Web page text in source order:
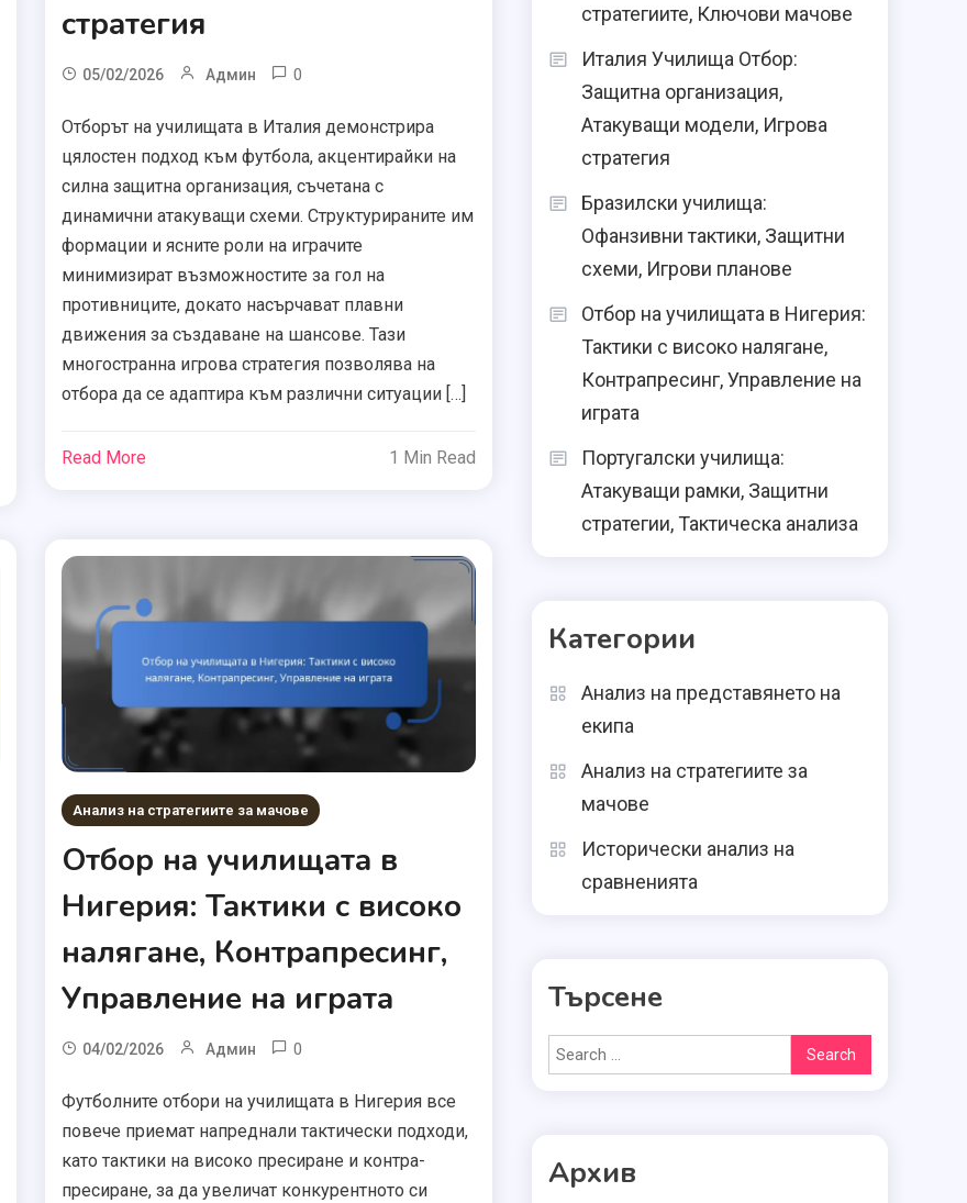
стратегия
05/02/2026 Админ 0
Отборът на училищата в Италия демонстрира
цялостен подход към футбола, акцентирайки на
силна защитна организация, съчетана с
динамични атакуващи схеми. Структурираните им
формации и ясните роли на играчите
минимизират възможностите за гол на
противниците, докато насърчават плавни
движения за създаване на шансове. Тази
многостранна игрова стратегия позволява на
отбора да се адаптира към различни ситуации […]
Read More 1 Min Read
Анализ на стратегиите за мачове
Отбор на училищата в
Нигерия: Тактики с високо
налягане, Контрапресинг,
Управление на играта
04/02/2026 Админ 0
Футболните отбори на училищата в Нигерия все
повече приемат напреднали тактически подходи,
като тактики на високо пресиране и контра-
пресиране, за да увеличат конкурентното си
стратегиите, Ключови мачове
Италия Училища Отбор:
Защитна организация,
Атакуващи модели, Игрова
стратегия
Бразилски училища:
Офанзивни тактики, Защитни
схеми, Игрови планове
Отбор на училищата в Нигерия:
Тактики с високо налягане,
Контрапресинг, Управление на
играта
Португалски училища:
Атакуващи рамки, Защитни
стратегии, Тактическа анализа
Категории
Анализ на представянето на
екипа
Анализ на стратегиите за
мачове
Исторически анализ на
сравненията
Търсене
Search
for:
Архив